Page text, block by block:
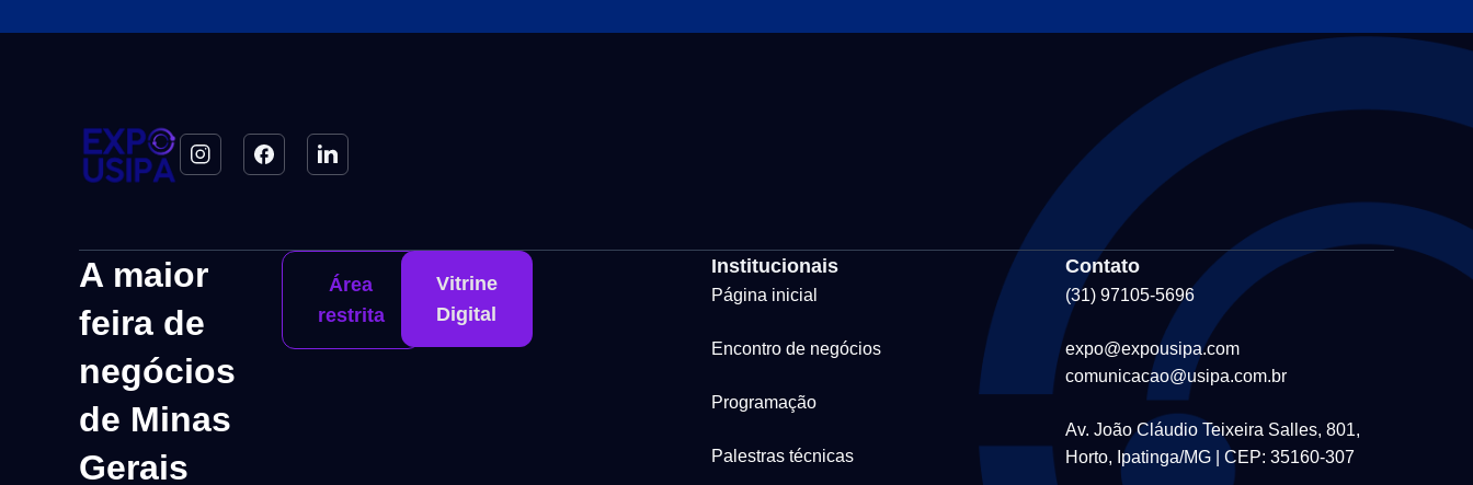
A maior
feira de
negócios
de Minas
Gerais
Área
restrita
Vitrine
Digital
Institucionais
Página inicial
Encontro de negócios
Programação
Palestras técnicas
Contato
(31) 97105-5696
expo@expousipa.com
comunicacao@usipa.com.br
Av. João Cláudio Teixeira Salles, 801,
Horto, Ipatinga/MG | CEP: 35160-307